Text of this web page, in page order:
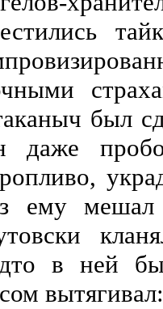
был
даже
ему мешал
в ней
вытягивал: